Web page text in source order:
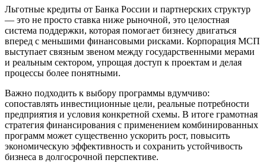
Льготные кредиты от Банка России и партнерских структур
— это не просто ставка ниже рыночной, это целостная
система поддержки, которая помогает бизнесу двигаться
вперед с меньшими финансовыми рисками. Корпорация МСП
выступает связным звеном между государственными мерами
и реальным сектором, упрощая доступ к проектам и делая
процессы более понятными.
Важно подходить к выбору программы вдумчиво:
сопоставлять инвестиционные цели, реальные потребности
предприятия и условия конкретной схемы. В итоге грамотная
стратегия финансирования с применением комбинированных
программ может существенно ускорить рост, повысить
экономическую эффективность и сохранить устойчивость
бизнеса в долгосрочной перспективе.